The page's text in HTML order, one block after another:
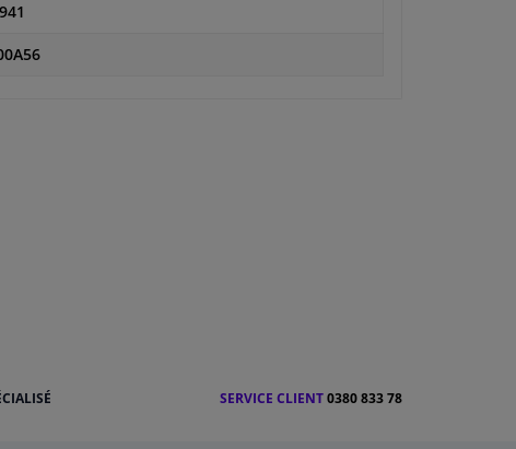
SERVICE CLIENT0380 833 78